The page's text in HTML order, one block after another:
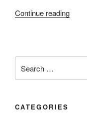
Continue reading“Fusce
for:
CATEGORIES